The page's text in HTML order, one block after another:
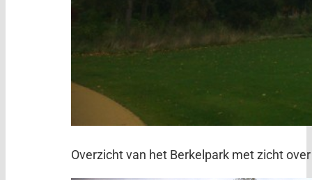
Overzicht van het Berkelpark met zicht